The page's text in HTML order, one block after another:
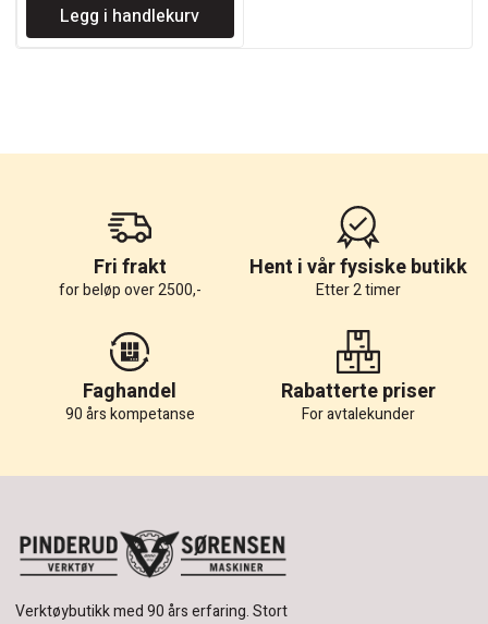
Legg i handlekurv
Fri frakt
for beløp over 2500,-
Hent i vår fysiske butikk
Etter 2 timer
Faghandel
90 års kompetanse
Rabatterte priser
For avtalekunder
Verktøybutikk med 90 års erfaring.Stort